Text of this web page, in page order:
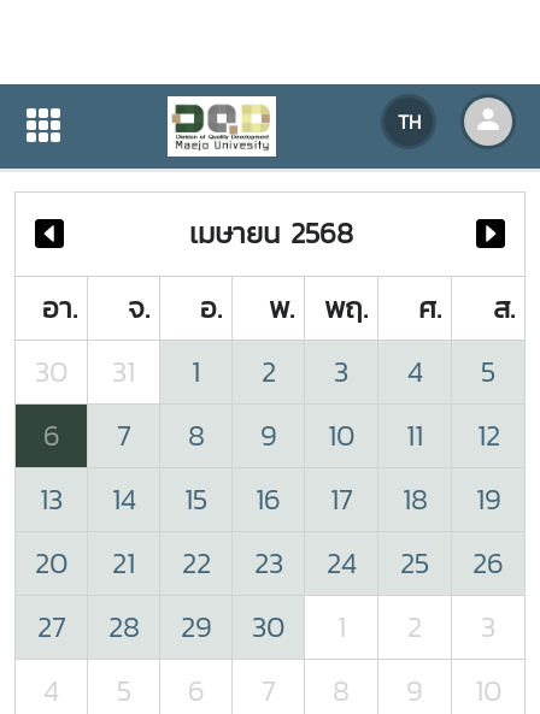
TH
ปฏิทินกิจกรรมของหน่วยงาน
ปฏิทินกิจกรรมของหน่วยงาน
เมษายน 2568
อา.
จ. อ. พ. พฤ. ศ.
ส.
30
31 1 2 3 4
5
6
7 8 9 10 11
12
13
14 15 16 17 18
19
20
21 22 23 24 25
26
27
28 29 30 1 2
3
4
5 6 7 8 9 10